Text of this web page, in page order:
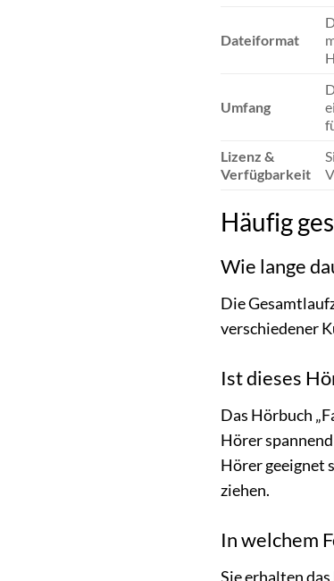
Dateiformat
Umfang
Lizenz &
Verfügbarkeit
Häufig
Wie lange
Die
verschiedener
Ist dieses
Das Hörbuch
Hörer
Hörer geeignet
ziehen.
In welchem
Sie erhalten